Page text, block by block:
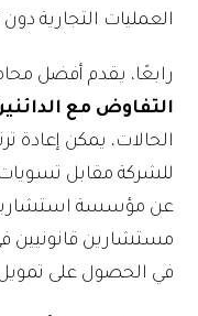
العمليات التجارية
رابعًا، يقدم أفضل
التفاوض مع
الحالات، يمكن إعادة
للشركة مقابل تسويات
عن مؤسسة استشارية
مستشارين قانونيين
في الحصول على تمويل